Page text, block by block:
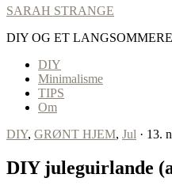
SARAH STRANGE
DIY OG ET
DIY
Minimalisme
TIPS
Om
DIY, GRØNT HJEM, Jul · 13.
DIY juleguirlande